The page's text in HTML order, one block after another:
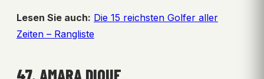
Lesen Sie auch: Die 15 reichsten Golfer aller
Zeiten – Rangliste
47. AMARA DIOUF